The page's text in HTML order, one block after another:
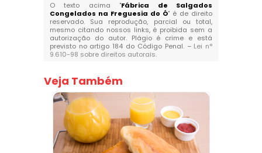
O texto acima "Fábrica de Salgados
Congelados na Freguesia do Ó" é de direito
reservado. Sua reprodução, parcial ou total,
mesmo citando nossos links, é proibida sem a
autorização do autor. Plágio é crime e está
previsto no artigo 184 do Código Penal. – Lei n°
9.610-98 sobre direitos autorais.
Veja Também